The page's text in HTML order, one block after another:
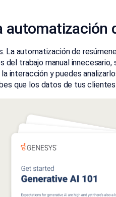
automatización
automatización de
trabajo manual
interacción y puedes
que los datos de tus